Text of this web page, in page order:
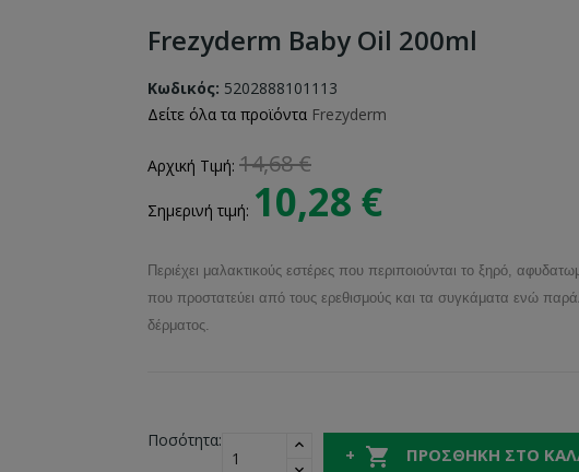
Frezyderm Baby Oil 200ml
Κωδικός: 5202888101113
Δείτε όλα τα προϊόντα Frezyderm
Αρχική Τιμή: 14,68 €
Σημερινή τιμή: 10,28 €
Περιέχει μαλακτικούς εστέρες που περιποιούνται το ξηρό,
που προστατεύει από τους ερεθισμούς και τα συγκάματα ενώ
δέρματος.
Ποσότητα:
 ΠΡΟΣΘΉΚΗ ΣΤΟ